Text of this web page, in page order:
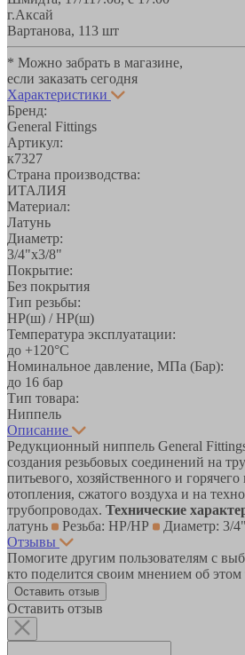
г.Аксай
Вартанова, 113 шт
* Можно забрать в магазине,
если заказать сегодня
Характеристики
Бренд:
General Fittings
Артикул:
к7327
Страна производства:
ИТАЛИЯ
Материал:
Латунь
Диаметр:
3/4"х3/8"
Покрытие:
Без покрытия
Тип резьбы:
НР(ш) / НР(ш)
Температура эксплуатации:
до +120°С
Номинальное давление, МПа (Бар):
до 16 бар
Тип товара:
Ниппель
Описание
Редукционный ниппель General
создания резьбовых соединений на
питьевого, хозяйственного и
отопления, сжатого воздуха и на
трубопроводах. Технические
латунь
Резьба: НР/НР
Диаметр: 3/
Отзывы
Помогите другим пользователям с
кто поделится своим мнением об этом
Оставить отзыв
Оставить отзыв